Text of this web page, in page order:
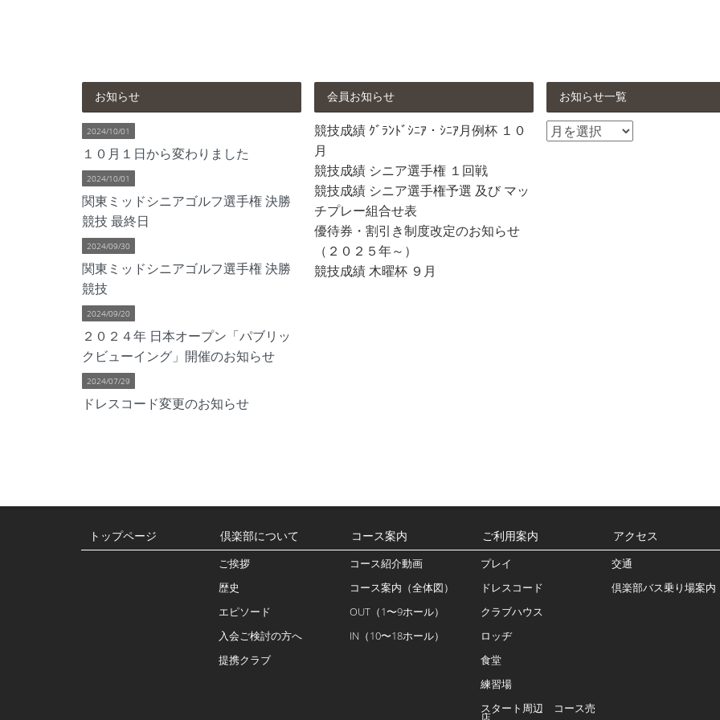
お知らせ
2024/10/01
１０月１日から変わりました
2024/10/01
関東ミッドシニアゴルフ選手権 決勝
競技 最終日
2024/09/30
関東ミッドシニアゴルフ選手権 決勝
競技
2024/09/20
２０２４年 日本オープン「パブリッ
クビューイング」開催のお知らせ
2024/07/29
ドレスコード変更のお知らせ
会員お知らせ
競技成績 ｸﾞﾗﾝﾄﾞｼﾆｱ・ｼﾆｱ月例杯 １０
月
競技成績 シニア選手権 １回戦
競技成績 シニア選手権予選 及び マッ
チプレー組合せ表
優待券・割引き制度改定のお知らせ
（２０２５年～）
競技成績 木曜杯 ９月
お知らせ一覧
お
トップページ 倶楽部について
ご挨拶
歴史
エピソード
入会ご検討の方へ
提携クラブ
コース案内
コース紹介動画
コース案内（全体図）
OUT（1〜9ホール）
IN（10〜18ホール）
ご利用案内
プレイ
ドレスコード
クラブハウス
ロッヂ
食堂
練習場
スタート周辺 コース売
アクセス
交通
倶楽部バス乗り場案内